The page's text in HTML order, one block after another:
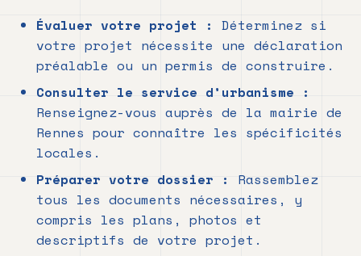
Évaluer votre projet : Déterminez si
votre projet nécessite une déclaration
préalable ou un permis de construire.
Consulter le service d’urbanisme :
Renseignez-vous auprès de la mairie de
Rennes pour connaître les spécificités
locales.
Préparer votre dossier :
Rassemblez
tous les documents nécessaires, y
compris les plans, photos et
descriptifs de votre projet.